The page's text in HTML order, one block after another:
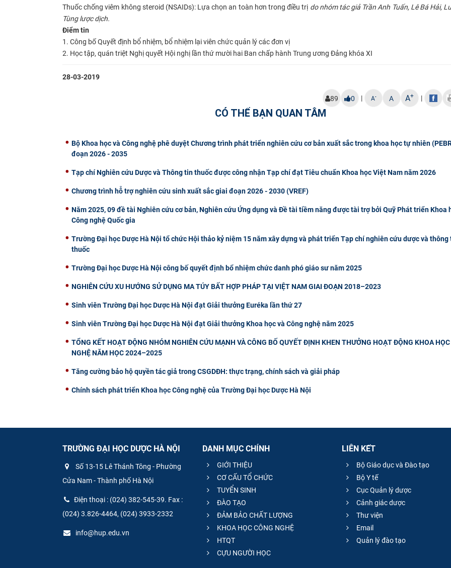
Thuốc chống viêm không steroid (NSAIDs): Lựa chọn an toàn hơn trong điều trị do nhóm tác giả Trần Anh Tuấn, Lê Bá Hải,
Tùng lược dịch.
Điểm tin
1. Công bố Quyết định bổ nhiệm, bổ nhiệm lại viên chức quản lý các đơn vị
2. Học tập, quán triệt Nghị quyết Hội nghị lần thứ mười hai Ban chấp hành Trung ương Đảng khóa XI
28-03-2019
89 0 | A- A A+ |
CÓ THỂ BẠN QUAN TÂM
Bộ Khoa học và Công nghệ phê duyệt Chương trình phát triển nghiên cứu cơ bản xuất sắc trong khoa học tự nhiên
đoạn 2026 - 2035
Tạp chí Nghiên cứu Dược và Thông tin thuốc được công nhận Tạp chí đạt Tiêu chuẩn Khoa học Việt Nam năm 2026
Chương trình hỗ trợ nghiên cứu sinh xuất sắc giai đoạn 2026 - 2030 (VREF)
Năm 2025, 09 đề tài Nghiên cứu cơ bản, Nghiên cứu Ứng dụng và Đề tài tiềm năng được tài trợ bởi Quỹ Phát triển Khoa
Công nghệ Quốc gia
Trường Đại học Dược Hà Nội tổ chức Hội thảo kỷ niệm 15 năm xây dựng và phát triển Tạp chí nghiên cứu dược và thông
thuốc
Trường Đại học Dược Hà Nội công bố quyết định bổ nhiệm chức danh phó giáo sư năm 2025
NGHIÊN CỨU XU HƯỚNG SỬ DỤNG MA TÚY BẤT HỢP PHÁP TẠI VIỆT NAM GIAI ĐOẠN 2018–2023
Sinh viên Trường Đại học Dược Hà Nội đạt Giải thưởng Euréka lần thứ 27
Sinh viên Trường Đại học Dược Hà Nội đạt Giải thưởng Khoa học và Công nghệ năm 2025
TỔNG KẾT HOẠT ĐỘNG NHÓM NGHIÊN CỨU MẠNH VÀ CÔNG BỐ QUYẾT ĐỊNH KHEN THƯỞNG HOẠT ĐỘNG KHOA HỌC
NGHỆ NĂM HỌC 2024–2025
Tăng cường bảo hộ quyền tác giả trong CSGDĐH: thực trạng, chính sách và giải pháp
Chính sách phát triển Khoa học Công nghệ của Trường Đại học Dược Hà Nội
TRƯỜNG ĐẠI HỌC DƯỢC HÀ NỘI
Số 13-15 Lê Thánh Tông - Phường
Cửa Nam - Thành phố Hà Nội
Điện thoại : (024) 382-545-39. Fax :
(024) 3.826-4464, (024) 3933-2332
info@hup.edu.vn
DANH MỤC CHÍNH
GIỚI THIỆU
CƠ CẤU TỔ CHỨC
TUYỂN SINH
ĐÀO TẠO
ĐẢM BẢO CHẤT LƯỢNG
KHOA HỌC CÔNG NGHỆ
HTQT
CỰU NGƯỜI HỌC
LIÊN KẾT
Bộ Giáo dục và Đào tạo
Bộ Y tế
Cục Quản lý dược
Cảnh giác dược
Thư viện
Email
Quản lý đào tạo